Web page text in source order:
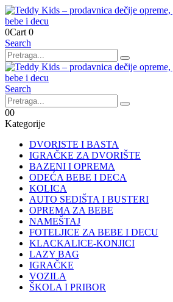
0Cart 0
Search
Search
00
Kategorije
DVORISTE I BASTA
IGRAČKE ZA DVORIŠTE
BAZENI I OPREMA
ODEĆA BEBE I DECA
KOLICA
AUTO SEDIŠTA I BUSTERI
OPREMA ZA BEBE
NAMEŠTAJ
FOTELJICE ZA BEBE I DECU
KLACKALICE-KONJICI
LAZY BAG
IGRAČKE
VOZILA
ŠKOLA I PRIBOR